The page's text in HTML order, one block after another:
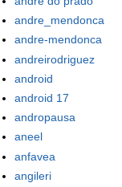
andre_mendonca
andre-mendonca
andreirodriguez
android
android 17
andropausa
aneel
anfavea
angileri